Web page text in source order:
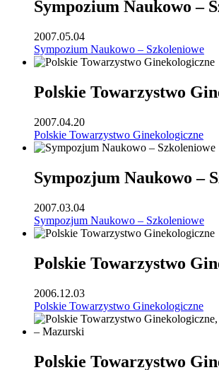
Sympozium Naukowo –
2007.05.04
Sympozium Naukowo – Szkoleniowe
Polskie Towarzystwo
2007.04.20
Polskie Towarzystwo Ginekologiczne
Sympozjum Naukowo –
2007.03.04
Sympozjum Naukowo – Szkoleniowe
Polskie Towarzystwo
2006.12.03
Polskie Towarzystwo Ginekologiczne
Polskie Towarzystwo